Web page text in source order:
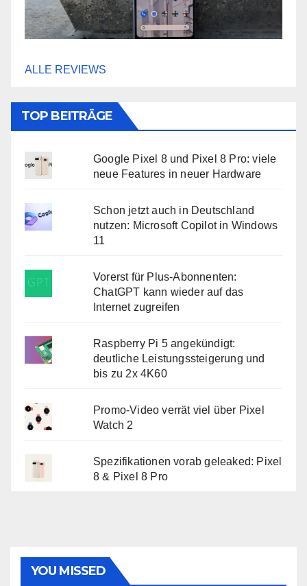
ALLE REVIEWS
TOP BEITRÄGE
Google Pixel 8 und Pixel 8 Pro: viele
neue Features in neuer Hardware
Schon jetzt auch in Deutschland
nutzen: Microsoft Copilot in Windows
11
Vorerst für Plus-Abonnenten:
ChatGPT kann wieder auf das
Internet zugreifen
Raspberry Pi 5 angekündigt:
deutliche Leistungssteigerung und
bis zu 2x 4K60
Promo-Video verrät viel über Pixel
Watch 2
Spezifikationen vorab geleaked: Pixel
8 & Pixel 8 Pro
YOU MISSED